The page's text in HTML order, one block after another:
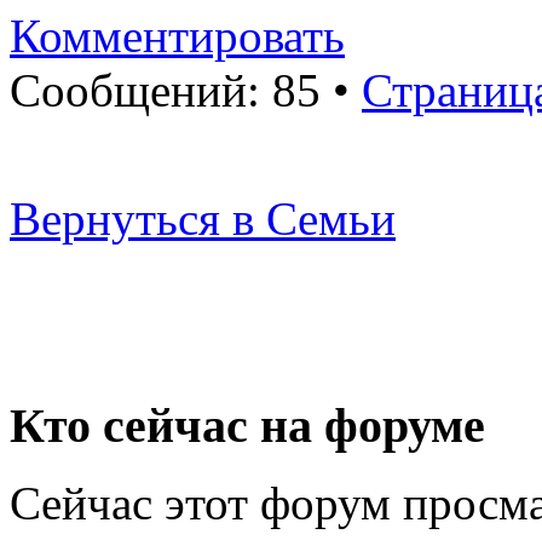
Комментировать
Сообщений: 85 •
Вернуться в Семьи
Кто сейчас на форуме
Сейчас этот форум